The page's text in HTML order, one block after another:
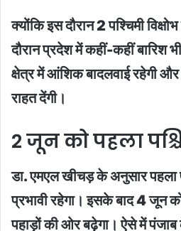
क्योंकि इस दौरान 2 पश्चिमी
दौरान प्रदेश में कहीं-कहीं बारिश
क्षेत्र में आंशिक बादलवाई रहेगी और
राहत देंगी।
2 जून को पहला
डा. एमएल खीचड़ के अनुसार पहला
प्रभावी रहेगा। इसके बाद 4 जून को
पहाड़ों की ओर बढ़ेगा। ऐसे में